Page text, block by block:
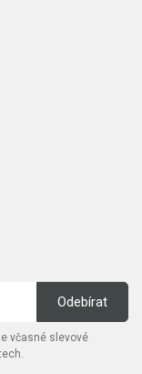
včasné slevové